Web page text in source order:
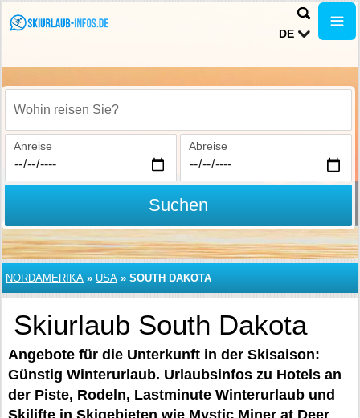
DE
Wohin reisen Sie?
Anreise Abreise
Suchen
NORDAMERIKA » USA » SOUTH DAKOTA
Skiurlaub South Dakota
Angebote für die Unterkunft in der Skisaison:
Günstig Winterurlaub. Urlaubsinfos zu Hotels an
der Piste, Rodeln, Lastminute Winterurlaub und
Skilifte in Skigebieten wie Mystic Miner at Deer